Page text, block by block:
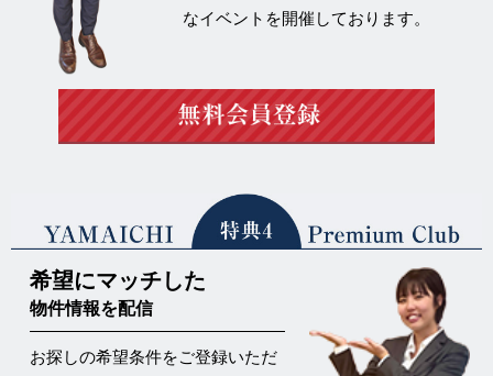
なイベントを開催 しております。
希望にマッチした
物件情報を配信
お探しの希望条件をご登録いただ